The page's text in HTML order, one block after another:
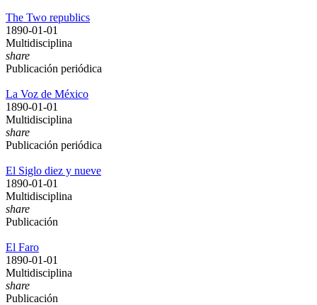
The Two republics
1890-01-01
Multidisciplina
share
Publicación periódica
La Voz de México
1890-01-01
Multidisciplina
share
Publicación periódica
El Siglo diez y nueve
1890-01-01
Multidisciplina
share
Publicación
El Faro
1890-01-01
Multidisciplina
share
Publicación